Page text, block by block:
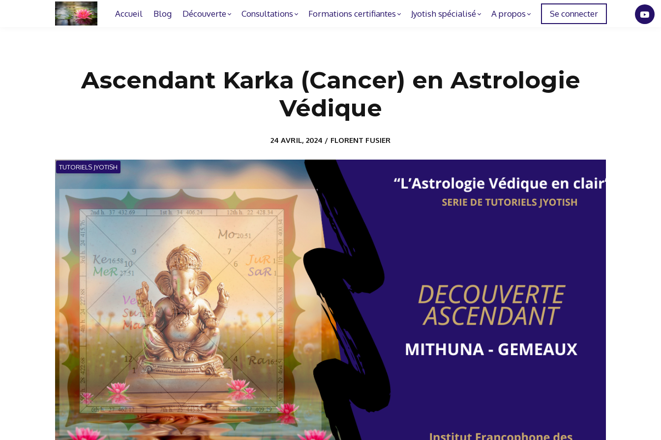
Accueil Blog Découverte Consultations Formations certifiantes Jyotish spécialisé A propos Se connecter
Ascendant Karka (Cancer) en Astrologie
Védique
24 AVRIL, 2024 / FLORENT FUSIER
TUTORIELS JYOTISH